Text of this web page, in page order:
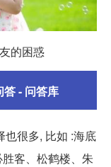
的困惑
答 - 问答库
很多, 比如 :海底
客、松鹤楼、朱